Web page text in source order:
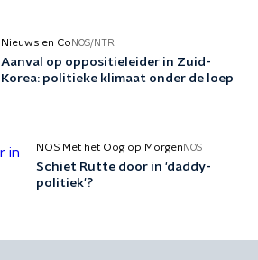
Nieuws en Co NOS/NTR
Aanval op oppositieleider in Zuid-
Korea: politieke klimaat onder de loep
NOS Met het Oog op Morgen NOS
Schiet Rutte door in 'daddy-
politiek'?